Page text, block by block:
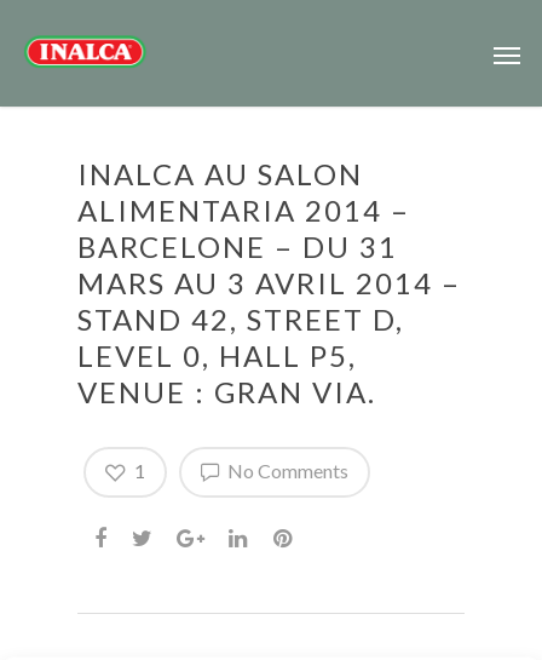
INALCA AU SALON
ALIMENTARIA 2014 –
BARCELONE – DU 31
MARS AU 3 AVRIL 2014 –
STAND 42, STREET D,
LEVEL 0, HALL P5,
VENUE : GRAN VIA.
No Comments
1